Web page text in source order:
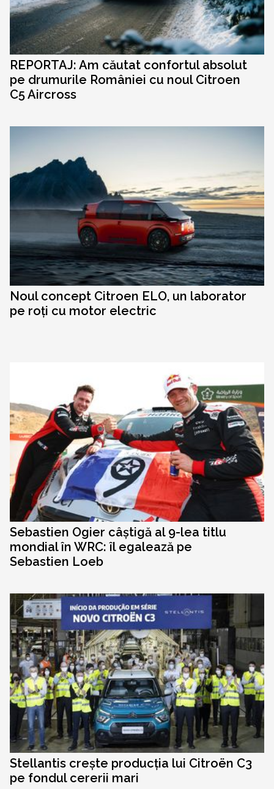
REPORTAJ: Am căutat confortul absolut
pe drumurile României cu noul Citroen
C5 Aircross
Noul concept Citroen ELO, un laborator
pe roți cu motor electric
Sebastien Ogier câștigă al 9-lea titlu
mondial în WRC: îl egalează pe
Sebastien Loeb
Stellantis crește producția lui Citroën C3
pe fondul cererii mari